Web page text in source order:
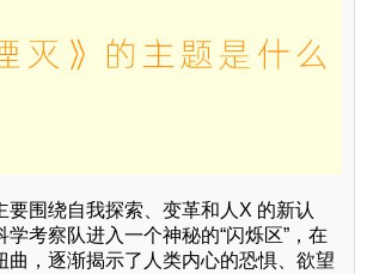
要围绕自我探索、变革和人X 的新认
考察队进入一个神秘的“闪烁区”，在
曲，逐渐揭示了人类内心的恐惧、欲望